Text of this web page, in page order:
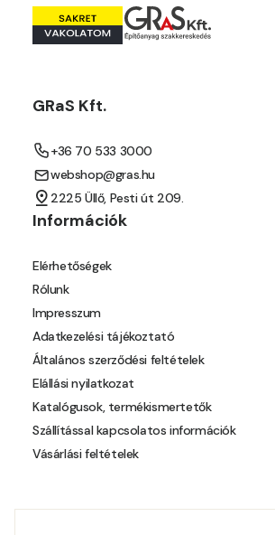
Paris-green D
GRaS Kft.
+36 70 533 3000
webshop@gras.hu
2225 Üllő, Pesti út 209.
Információk
Elérhetőségek
Rólunk
Impresszum
Adatkezelési tájékoztató
Általános szerződési feltételek
Elállási nyilatkozat
Katalógusok, termékismertetők
Szállítással kapcsolatos információk
Vásárlási feltételek